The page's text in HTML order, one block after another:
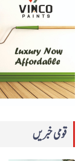
قومی خبریں